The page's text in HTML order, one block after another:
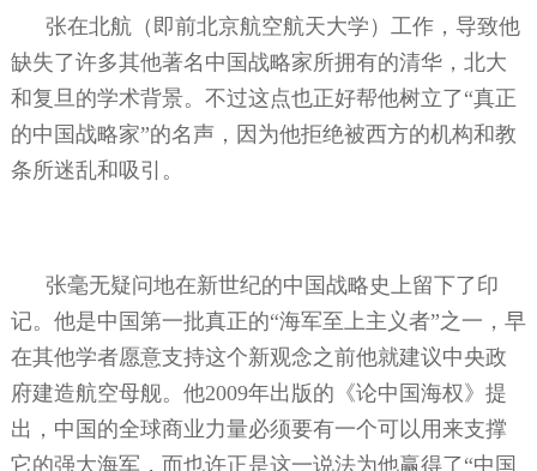
张在北航（即前北京航空航天大学）工作，导致他
缺失了许多其他著名中国战略家所拥有的清华，北大
和复旦的学术背景。不过这点也正好帮他树立了“真正
的中国战略家”的名声，因为他拒绝被西方的机构和教
条所迷乱和吸引。
张毫无疑问地在新世纪的中国战略史上留下了印
记。他是中国第一批真正的“海军至上主义者”之一，早
在其他学者愿意支持这个新观念之前他就建议中央政
府建造航空母舰。他2009年出版的《论中国海权》提
出，中国的全球商业力量必须要有一个可以用来支撑
它的强大海军，而也许正是这一说法为他赢得了“中国